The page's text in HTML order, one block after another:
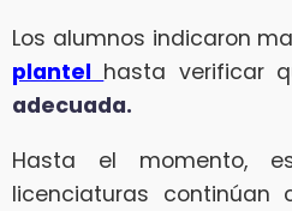
Los alumnos indicaron
plantel hasta verificar
adecuada.
Hasta el momento,
licenciaturas continúan